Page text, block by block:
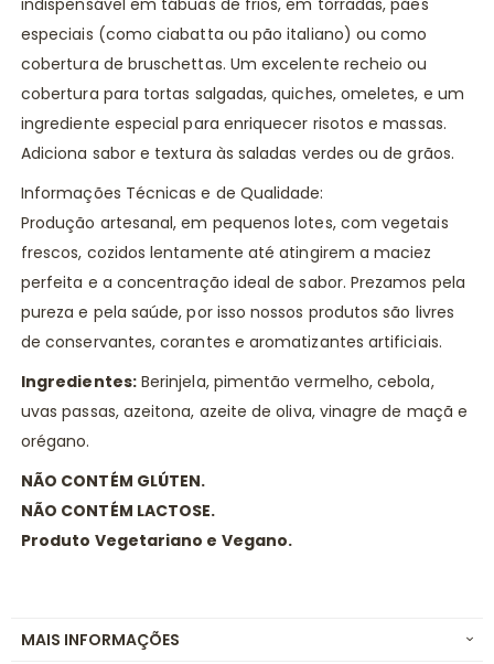
indispensável em tábuas de frios, em torradas, pães
especiais (como ciabatta ou pão italiano) ou como
cobertura de bruschettas. Um excelente recheio ou
cobertura para tortas salgadas, quiches, omeletes, e um
ingrediente especial para enriquecer risotos e massas.
Adiciona sabor e textura às saladas verdes ou de grãos.
Informações Técnicas e de Qualidade:
Produção artesanal, em pequenos lotes, com vegetais
frescos, cozidos lentamente até atingirem a maciez
perfeita e a concentração ideal de sabor. Prezamos pela
pureza e pela saúde, por isso nossos produtos são livres
de conservantes, corantes e aromatizantes artificiais.
Ingredientes:Berinjela, pimentão vermelho, cebola,
uvas passas, azeitona, azeite de oliva, vinagre de maçã e
orégano.
NÃO CONTÉM GLÚTEN.
NÃO CONTÉM LACTOSE.
Produto Vegetariano e Vegano.
MAIS INFORMAÇÕES